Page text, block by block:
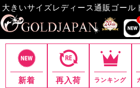
大きいサイズレディース通販ゴール
新着 再入荷 ランキング